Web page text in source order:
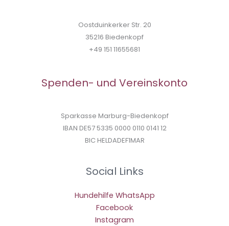
Oostduinkerker Str. 20
35216 Biedenkopf
+49 151 11655681
Spenden- und Vereinskonto
Sparkasse Marburg-Biedenkopf
IBAN DE57 5335 0000 0110 0141 12
BIC HELDADEF1MAR
Social Links
Hundehilfe WhatsApp
Facebook
Instagram